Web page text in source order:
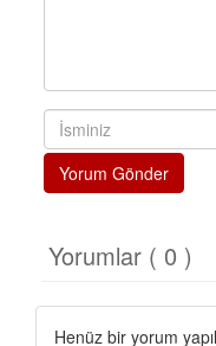
Yorum Gönder
Yorumlar ( 0 )
Henüz bir yorum